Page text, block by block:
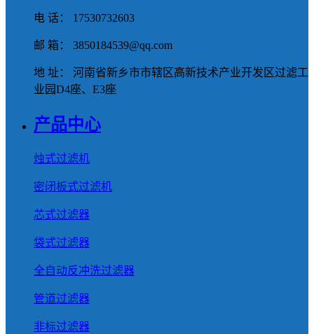
电 话： 17530732603
邮 箱： 3850184539@qq.com
地 址： 河南省新乡市市辖区高新技术产业开发区过滤工
业园D4座、E3座
产品中心
烛式过滤机
密闭板式过滤机
芯式过滤器
袋式过滤器
全自动反冲洗过滤器
管道过滤器
非标过滤器